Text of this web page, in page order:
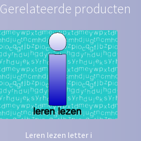
Gerelateerde producten
Leren lezen letter i